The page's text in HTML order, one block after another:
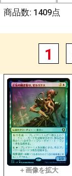
商品数: 1409点
1